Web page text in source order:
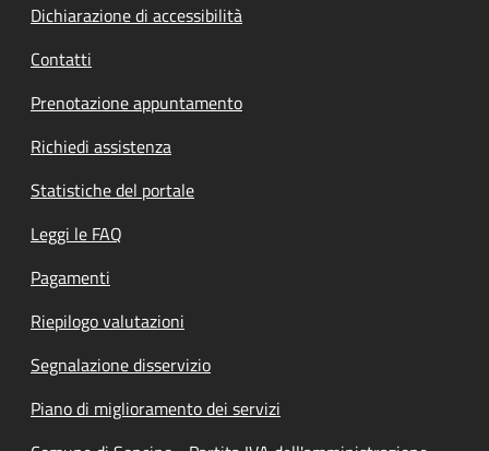
Dichiarazione di accessibilità
Contatti
Prenotazione appuntamento
Richiedi assistenza
Statistiche del portale
Leggi le FAQ
Pagamenti
Riepilogo valutazioni
Segnalazione disservizio
Piano di miglioramento dei servizi